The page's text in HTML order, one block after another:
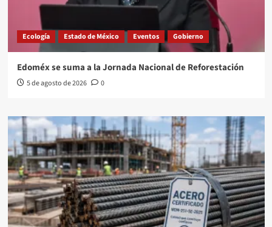
Ecología Estado de México Eventos Gobierno
Edoméx se suma a la Jornada Nacional de Reforestación
5 de agosto de 2026 0